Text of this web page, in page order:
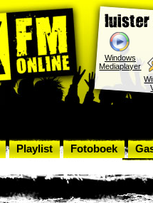
Windows
Mediaplayer
Playlist Fotoboek